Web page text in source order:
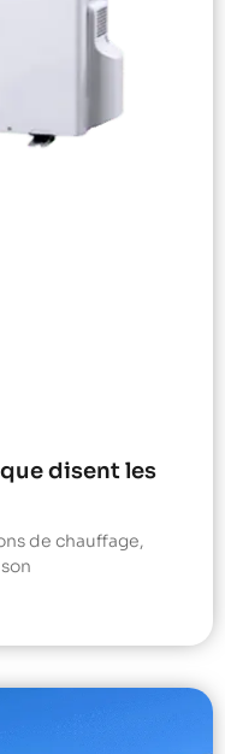
disent les
de chauffage,